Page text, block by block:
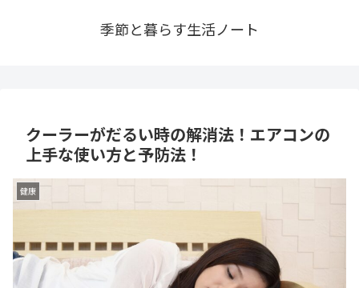
季節と暮らす生活ノート
クーラーがだるい時の解消法！エアコンの
上手な使い方と予防法！
健康